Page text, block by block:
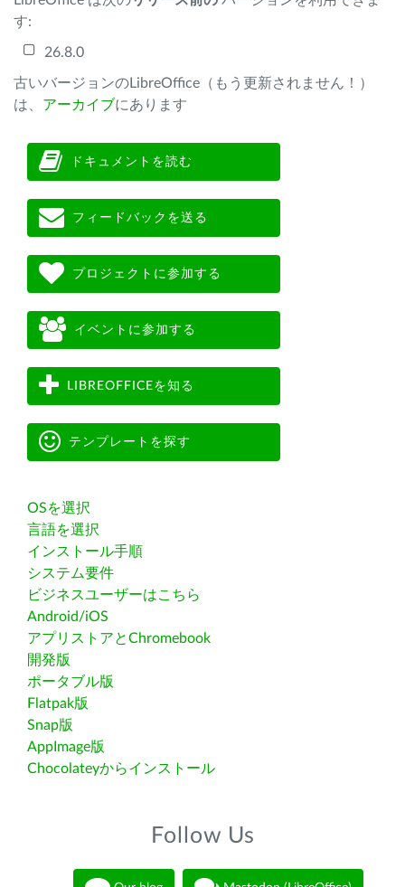
す:
26.8.0
古いバージョンのLibreOffice（もう更新されません！）
は、 アーカイブにあります
ドキュメントを読む
フィードバックを送る
プロジェクトに参加する
イベントに参加する
LIBREOFFICEを知る
テンプレートを探す
OSを選択
言語を選択
インストール手順
システム要件
ビジネスユーザーはこちら
Android/iOS
アプリストアとChromebook
開発版
ポータブル版
Flatpak版
Snap版
AppImage版
Chocolateyからインストール
Follow Us